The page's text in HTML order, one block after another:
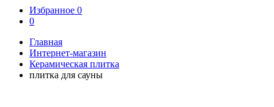
Избранное 0
0
Главная
Интернет-магазин
Керамическая плитка
плитка для сауны